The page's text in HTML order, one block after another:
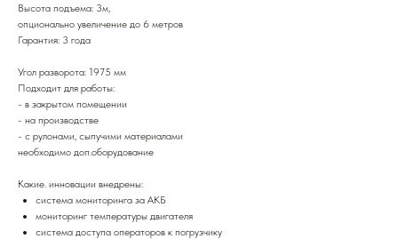
Высота подъема: 3м,
опционально увеличение до 6 метров
Гарантия: 3 года
Угол разворота: 1975 мм
Подходит для работы:
- в закрытом помещении
- на производстве
- с рулонами, сыпучими материалами
необходимо доп.оборудование
Какие. инновации внедрены:
система мониторинга за АКБ
мониторинг температуры двигателя
система доступа операторов к погрузчику